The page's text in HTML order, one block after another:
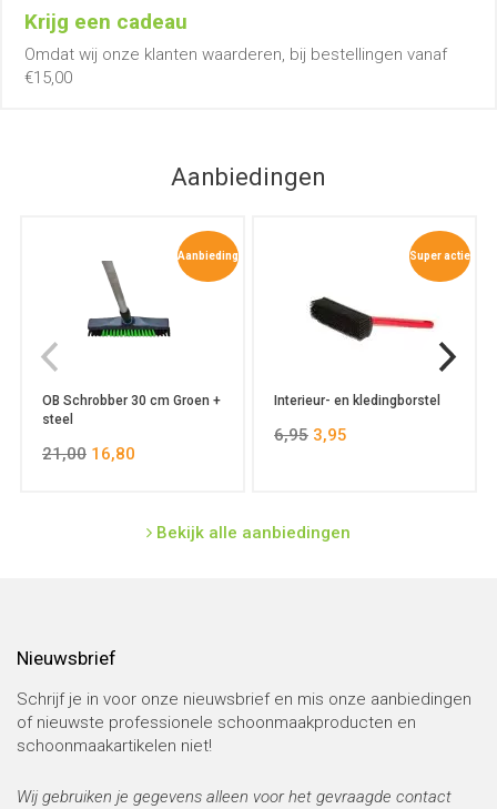
Krijg een cadeau
Omdat wij onze klanten waarderen, bij bestellingen vanaf
€15,00
Aanbiedingen
Aanbieding
OB Schrobber 30 cm Groen +
steel
21,00 16,80
Super actie
Interieur- en kledingborstel
6,95 3,95
Bekijk alle aanbiedingen
Nieuwsbrief
Schrijf je in voor onze nieuwsbrief en mis onze aanbiedingen
of nieuwste professionele schoonmaakproducten en
schoonmaakartikelen niet!
Wij gebruiken je gegevens alleen voor het gevraagde contact